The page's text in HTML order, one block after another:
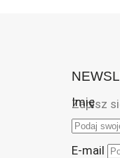
Zapisz
Imię
E-mail